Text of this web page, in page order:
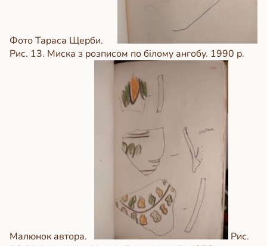
Фото Тараса Щерби.
Рис. 13. Миска з розписом по білому ангобу. 1990 р.
Малюнок автора.
Рис.